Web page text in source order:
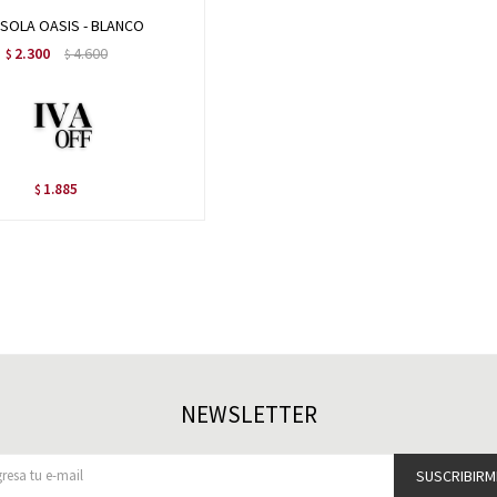
OASIS - BLANCO
$ 2.300 $4.600
$ 1.885
NEWSLETTER